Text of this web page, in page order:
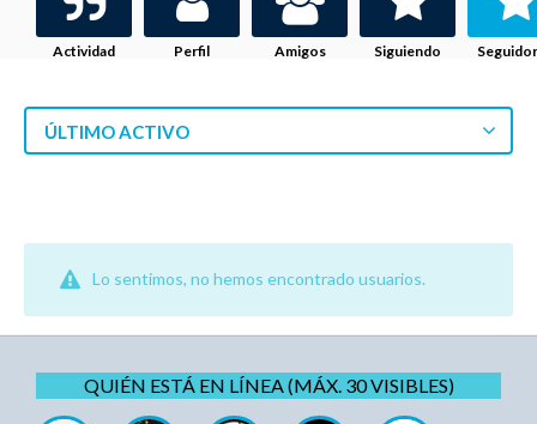
Actividad Perfil Amigos Siguiendo
ÚLTIMO ACTIVO
Lo sentimos, no hemos encontrado usuarios.
QUIÉN ESTÁ EN LÍNEA (MÁX. 30 VISIBLES)